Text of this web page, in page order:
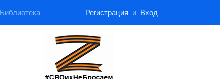
Библиотека Регистрация и Вход